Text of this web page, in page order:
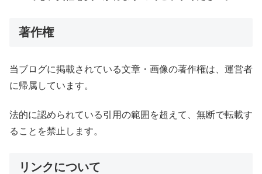
著作権
当ブログに掲載されている文章・画像の著作権は、運営者
に帰属しています。
法的に認められている引用の範囲を超えて、無断で転載す
ることを禁止します。
リンクについて